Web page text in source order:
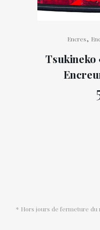
Encres,
Tsukineko
* Hors jours de fermeture du